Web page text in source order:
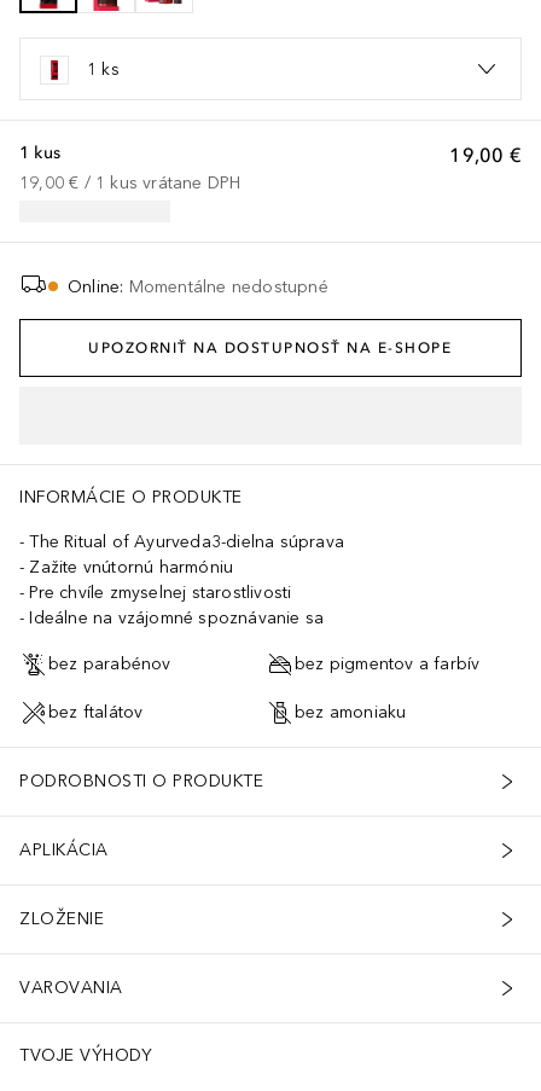
1 ks
19,00 €
1 kus
19,00 € / 1 kus vrátane DPH
Online: Momentálne nedostupné
UPOZORNIŤ NA DOSTUPNOSŤ NA E-SHOPE
INFORMÁCIE O PRODUKTE
The Ritual of Ayurveda3-dielna súprava
Zažite vnútornú harmóniu
Pre chvíle zmyselnej starostlivosti
Ideálne na vzájomné spoznávanie sa
bez parabénov bez pigmentov a farbív
bez ftalátov bez amoniaku
PODROBNOSTI O PRODUKTE
APLIKÁCIA
ZLOŽENIE
VAROVANIA
TVOJE VÝHODY